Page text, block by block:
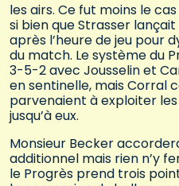
les airs. Ce fut moins le
si bien que Strasser
après l’heure de jeu pour
du match. Le système du
3-5-2 avec Jousselin et
en sentinelle, mais Corral
parvenaient à exploiter
jusqu’à eux.
Monsieur Becker
additionnel mais rien n’y
le Progrès prend trois